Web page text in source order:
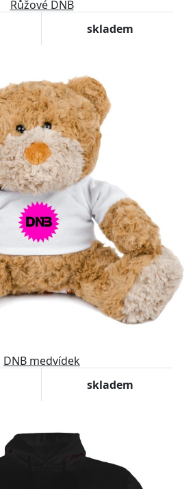
Růžové DNB
skladem
DNB medvídek
skladem